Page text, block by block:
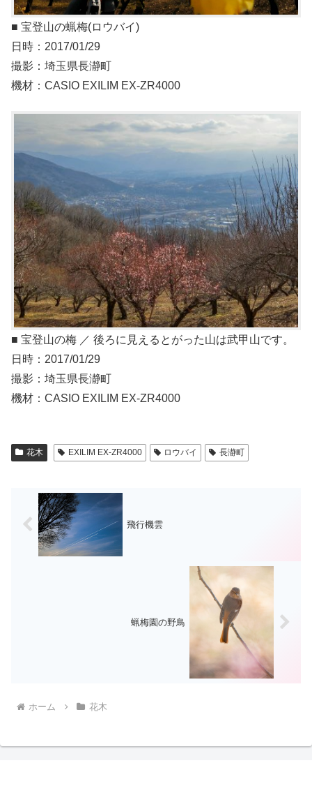
■ 宝登山の蝋梅(ロウバイ)
日時：2017/01/29
撮影：埼玉県長瀞町
機材：CASIO EXILIM EX-ZR4000
■ 宝登山の梅 ／ 後ろに見えるとがった山は武甲山です。
日時：2017/01/29
撮影：埼玉県長瀞町
機材：CASIO EXILIM EX-ZR4000
花木 EXILIM EX-ZR4000 ロウバイ 長瀞町
飛行機雲
蝋梅園の野鳥
ホーム 花木